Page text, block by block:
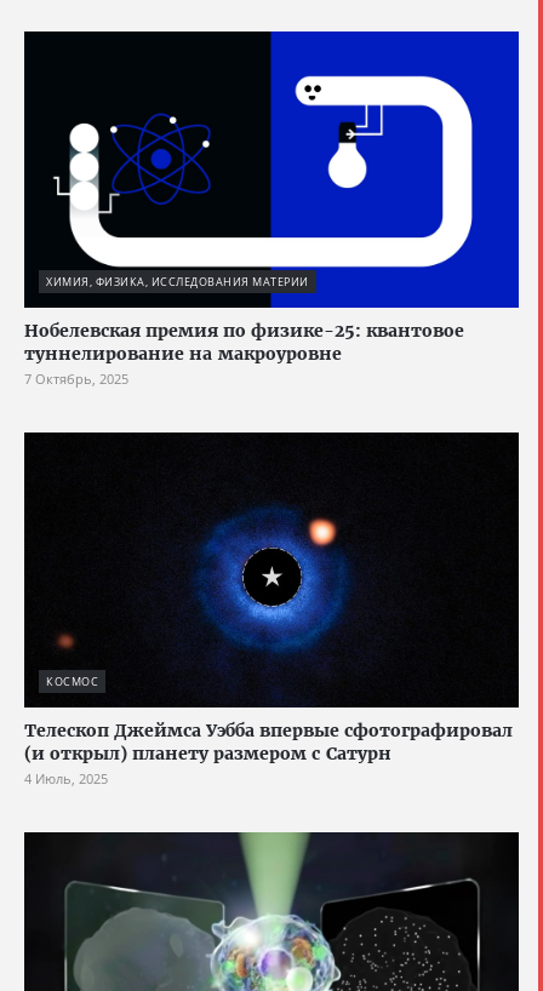
ХИМИЯ, ФИЗИКА, ИССЛЕДОВАНИЯ МАТЕРИИ
Нобелевская премия по физике-25: квантовое
туннелирование на макроуровне
7 Октябрь, 2025
КОСМОС
Телескоп Джеймса Уэбба впервые сфотографировал
(и открыл) планету размером с Сатурн
4 Июль, 2025